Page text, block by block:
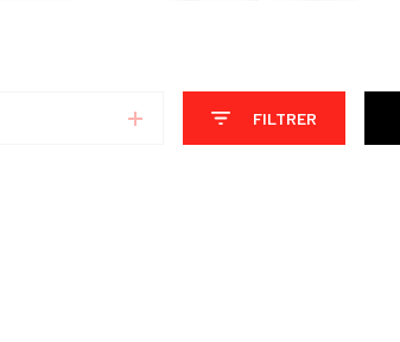
FILTRER